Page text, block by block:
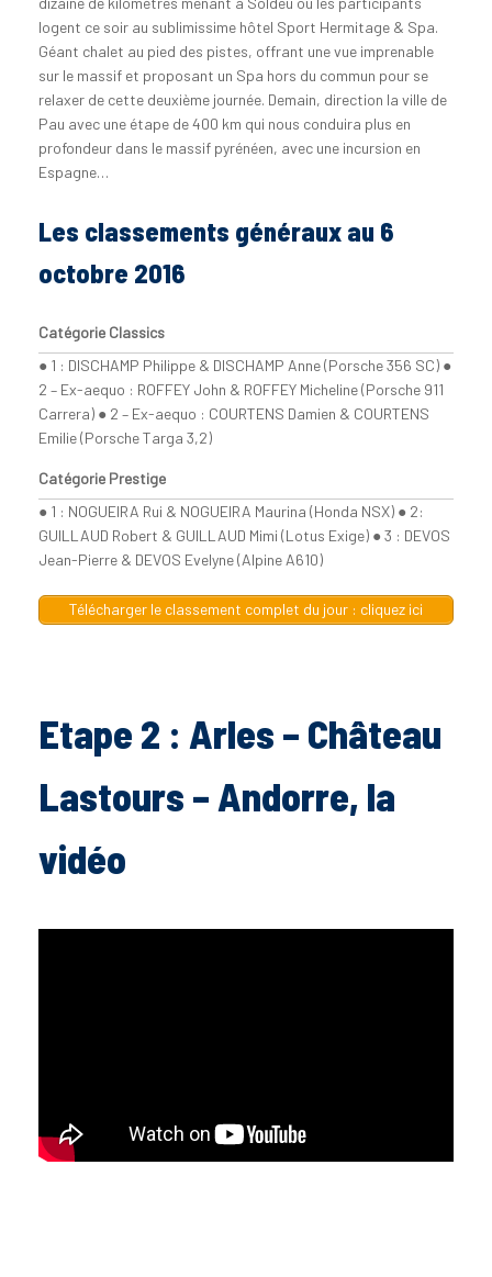
logent ce soir au sublimissime hôtel Sport Hermitage & Spa.
Géant chalet au pied des pistes, offrant une vue imprenable
sur le massif et proposant un Spa hors du commun pour se
relaxer de cette deuxième journée. Demain, direction la ville de
Pau avec une étape de 400 km qui nous conduira plus en
profondeur dans le massif pyrénéen, avec une incursion en
Espagne…
Les classements généraux au 6
octobre 2016
Catégorie Classics
● 1 : DISCHAMP Philippe & DISCHAMP Anne (Porsche 356 SC) ●
2 – Ex-aequo : ROFFEY John & ROFFEY Micheline (Porsche 911
Carrera) ● 2 – Ex-aequo : COURTENS Damien & COURTENS
Emilie (Porsche Targa 3,2)
Catégorie Prestige
● 1 : NOGUEIRA Rui & NOGUEIRA Maurina (Honda NSX) ● 2:
GUILLAUD Robert & GUILLAUD Mimi (Lotus Exige) ● 3 : DEVOS
Jean-Pierre & DEVOS Evelyne (Alpine A610)
Télécharger le classement complet du jour : cliquez ici
Etape 2 : Arles – Château
Lastours – Andorre, la
vidéo